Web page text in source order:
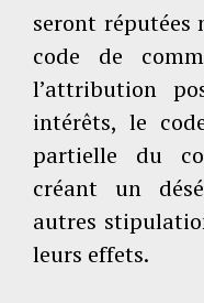
seront réputées
code de
l’attribution
intérêts, le
partielle du
créant un
autres
leurs effets.